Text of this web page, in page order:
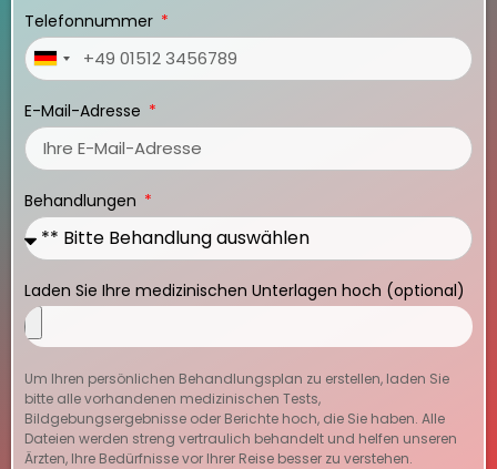
Telefonnummer
Germany
E-Mail-Adresse
Behandlungen
Laden Sie Ihre medizinischen Unterlagen hoch (optional)
Um Ihren persönlichen Behandlungsplan zu erstellen, laden Sie
bitte alle vorhandenen medizinischen Tests,
Bildgebungsergebnisse oder Berichte hoch, die Sie haben. Alle
Dateien werden streng vertraulich behandelt und helfen unseren
Ärzten, Ihre Bedürfnisse vor Ihrer Reise besser zu verstehen.